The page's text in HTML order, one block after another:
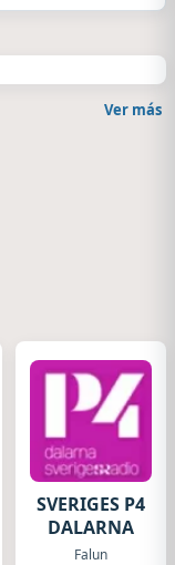
Ver más
SVERIGES P4
DALARNA
Falun